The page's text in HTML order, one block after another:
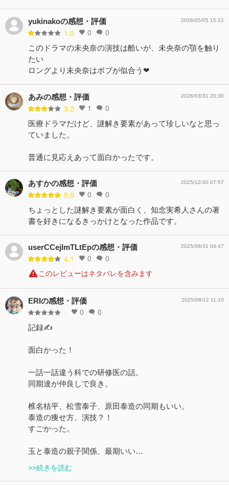
yukinakoの感想・評価
1.0 0 0
2026/05/05 15:22
このドラマの未央奈の演技は酷いが、未央奈の顎を触り
たい
ロングより未央奈はボブが似合う❤
あみの感想・評価
3.2 1 0
2026/03/31 20:30
医療ドラマだけど、謎解き要素があって珍しいなと思っ
ていました。
普通に見応えあって面白かったです。
あすかの感想・評価
5.0 0 0
2025/12/30 07:57
ちょっとした謎解き要素が面白く、知念実希人さんの著
書を好きになるきっかけとなった作品です。
userCCejImTLtEpの感想・評価
4.1 0 0
2025/08/31 04:47
このレビューはネタバレを含みます
ERIの感想・評価
- 0 0
2025/08/12 11:10
記録✍️
面白かった！
一話一話違う科での研修医の話。
同期達が仲良しで良き。
椎名桔平、松雪泰子、原田泰造の同期もいい。
泰造の痩せ方、演技？！
すごかった。
玉と泰造の親子関係、最期いい…
>>続きを読む